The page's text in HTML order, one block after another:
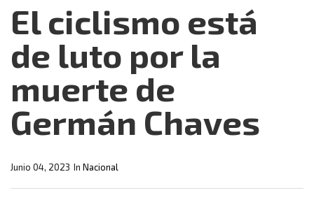
El ciclismo está
de luto por la
muerte de
Germán Chaves
In Nacional
Junio 04, 2023